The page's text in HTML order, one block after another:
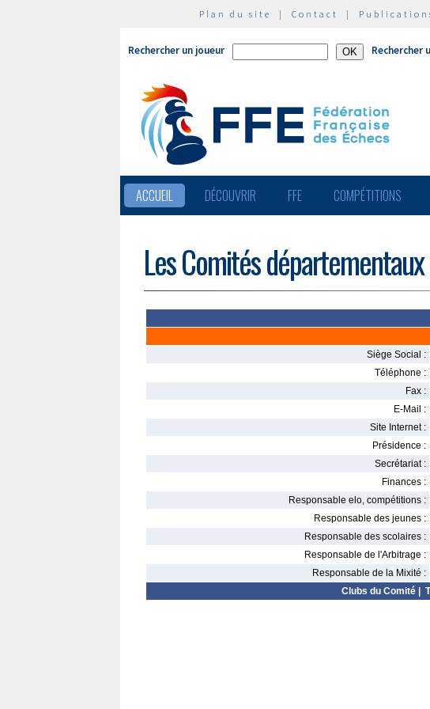
Plan du site | Contact |
Rechercher un joueur Rechercher
ACCUEIL DÉCOUVRIR FFE COMPÉTITIONS
Les Comités départementaux
Siège Social :
Téléphone :
Fax :
E-Mail :
Site Internet :
Présidence :
Secrétariat :
Finances :
Responsable elo, compétitions :
Responsable des jeunes :
Responsable des scolaires :
Responsable de l'Arbitrage :
Responsable de la Mixité :
Clubs du Comité|